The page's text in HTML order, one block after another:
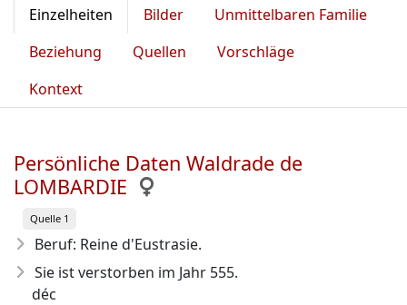
Einzelheiten Bilder
Unmittelbaren Familie
Beziehung
Quellen
Vorschläge
Kontext
Persönliche Daten Waldrade de
LOMBARDIE
Quelle 1
Beruf: Reine d'Eustrasie.
Sie ist verstorben im Jahr 555.
déc